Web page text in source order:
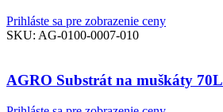
Prihláste sa pre zobrazenie ceny
SKU: AG-0100-0007-010
AGRO Substrát na muškáty 70L